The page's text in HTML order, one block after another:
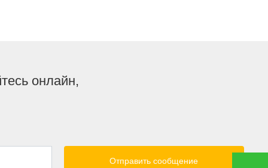
онлайн,
Отправить сообщение